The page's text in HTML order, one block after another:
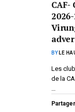
BY LE
Les
de la
…